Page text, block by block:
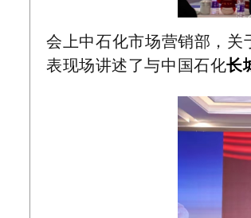
会上中石化市场营销部，关
表现场讲述了与中国石化长